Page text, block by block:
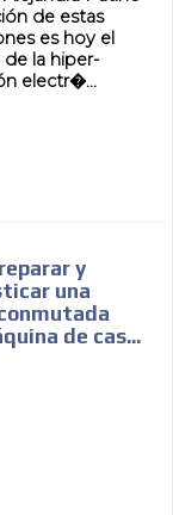
de estas
es hoy el
la hiper-
electr�...
y
una
de cas...